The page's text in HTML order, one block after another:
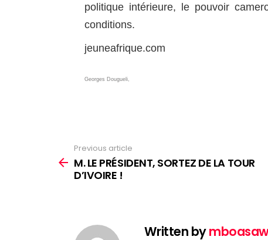
politique intérieure, le pouvoir
conditions.
jeuneafrique.com
Georges Dougueli,
more
Previous article
M. LE PRÉSIDENT, SORTEZ DE LA TOUR
D’IVOIRE !
Written by